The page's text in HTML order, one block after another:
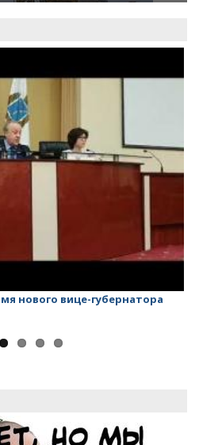
нового вице-губернатора